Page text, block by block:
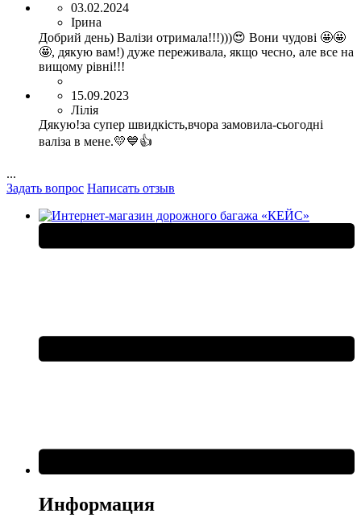
03.02.2024
Ірина
Добрий день) Валізи отримала!!!)))😍 Вони чудові 🤩🤩
🤩, дякую вам!) дуже переживала, якщо чесно, але все на
вищому рівні!!!
15.09.2023
Лілія
Дякую!за супер швидкість,вчора замовила-сьогодні
валіза в мене.💛💙👍
...
Задать вопрос Написать отзыв
Информация